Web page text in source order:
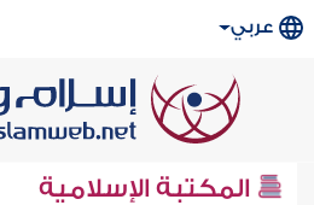
عربي
المكتبة الإسلامية